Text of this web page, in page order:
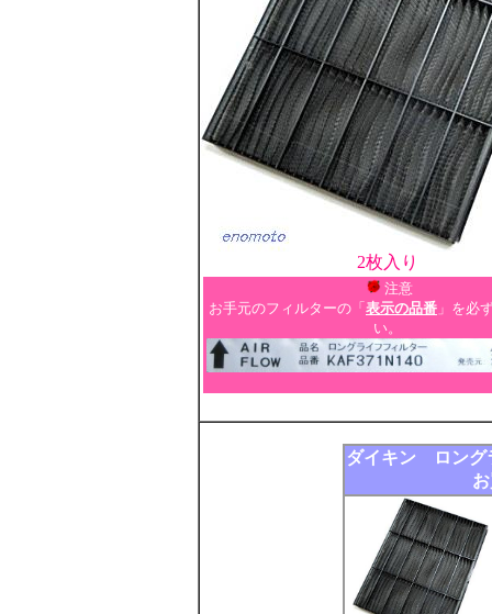
2枚入り
注意
お手元のフィルターの「 表示の品番 」を必
い。
ダイキン ロング